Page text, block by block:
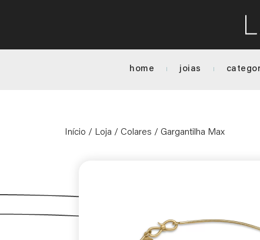
home joias
Início / Loja / Colares / Gargantilha Max